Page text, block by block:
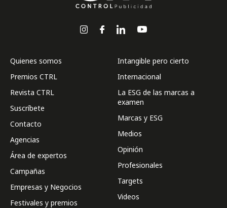
Quienes somos
Premios CTRL
Revista CTRL
Suscríbete
Contacto
Agencias
Área de expertos
Campañas
Empresas y Negocios
Festivales y premios
Intangible pero cierto
Internacional
La ESG de las marcas a
examen
Marcas y ESG
Medios
Opinión
Profesionales
Targets
Videos